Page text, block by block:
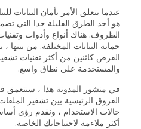
عندما يتعلق الأمر بأمان البيانات
هو أحد الطرق القليلة جدا التي
الظروف. هناك أنواع وأدوات
حماية البيانات المختلفة. من بينها
القرص كاثنين من أكثر تقنيات
والمستخدمة على نطاق واسع.
في منشور المدونة هذا ،
الفروق الرئيسية بين تشفير
حالات الاستخدام ، ونقدم رؤى
أكثر ملاءمة لاحتياجاتك الخاصة.